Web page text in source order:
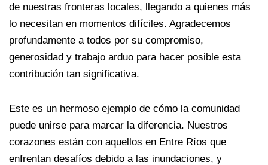
de nuestras fronteras locales, llegando a quienes más
lo necesitan en momentos difíciles. Agradecemos
profundamente a todos por su compromiso,
generosidad y trabajo arduo para hacer posible esta
contribución tan significativa.
Este es un hermoso ejemplo de cómo la comunidad
puede unirse para marcar la diferencia. Nuestros
corazones están con aquellos en Entre Ríos que
enfrentan desafíos debido a las inundaciones, y